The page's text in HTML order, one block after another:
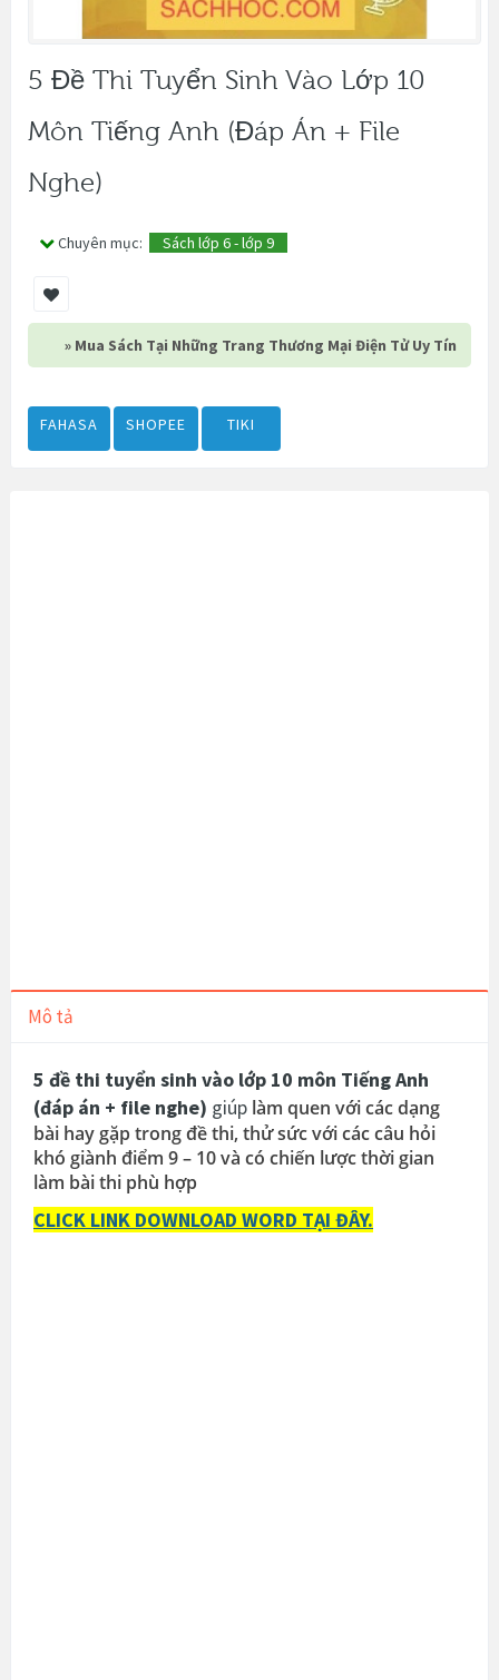
5 Đề Thi Tuyển Sinh Vào Lớp 10
Môn Tiếng Anh (đáp Án + File
Nghe)
Chuyên mục: Sách lớp 6 - lớp 9
» Mua Sách Tại Những Trang Thương Mại Điện Tử Uy Tín
FAHASA SHOPEE TIKI
Mô tả
5 đề thi tuyển sinh vào lớp 10 môn Tiếng Anh
(đáp án + file nghe) giúp làm quen với các dạng
bài hay gặp trong đề thi, thử sức với các câu hỏi
khó giành điểm 9 – 10 và có chiến lược thời gian
làm bài thi phù hợp
CLICK LINK DOWNLOAD WORD TẠI ĐÂY.